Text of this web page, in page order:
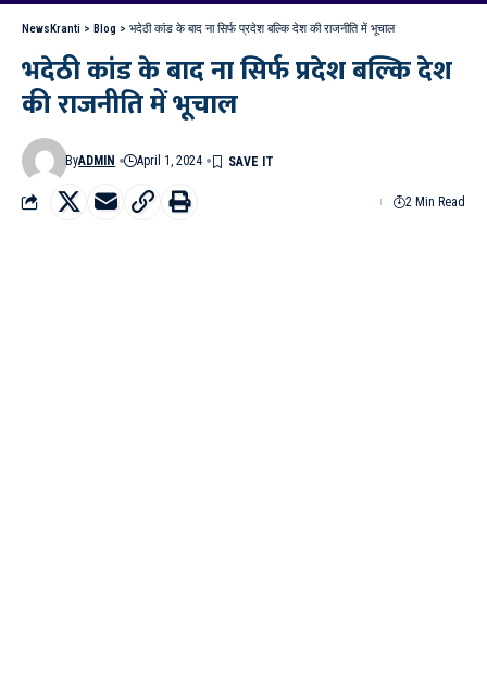
NewsKranti > Blog > भदेठी कांड के बाद ना सिर्फ प्रदेश बल्कि देश की राजनीति में भूचाल
भदेठी कांड के बाद ना सिर्फ प्रदेश बल्कि देश
की राजनीति में भूचाल
ByADMIN April 1, 2024
2 Min Read